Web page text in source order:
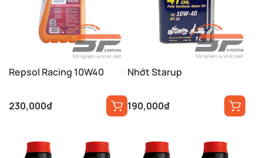
Repsol Racing 10W40
230,000₫
Nhớt Starup
190,000₫